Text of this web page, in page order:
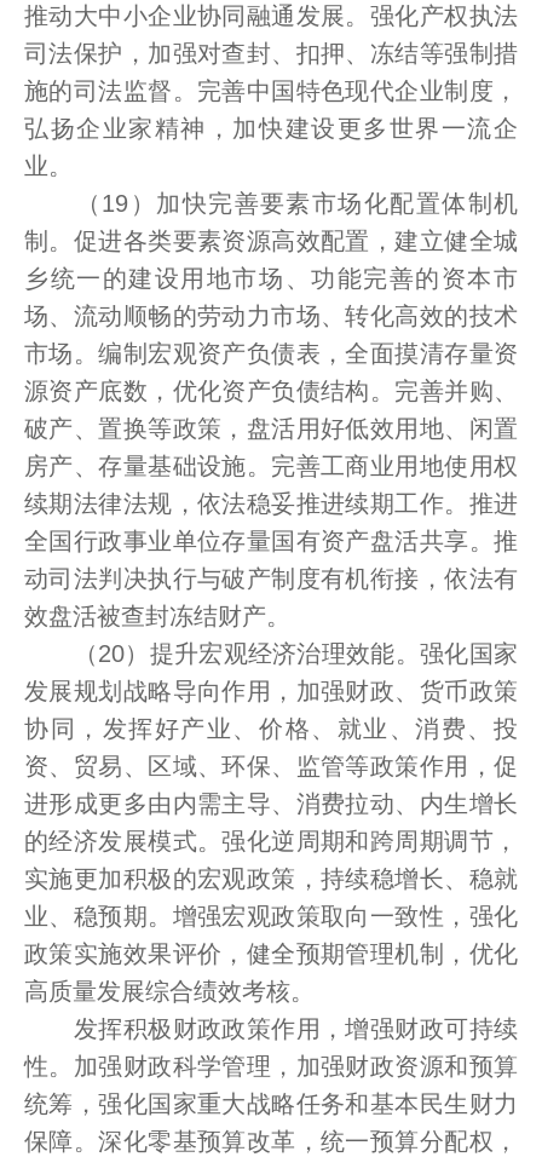
推动大中小企业协同融通发展。强化产权执法
司法保护，加强对查封、扣押、冻结等强制措
施的司法监督。完善中国特色现代企业制度，
弘扬企业家精神，加快建设更多世界一流企
业。
（19）加快完善要素市场化配置体制机
制。促进各类要素资源高效配置，建立健全城
乡统一的建设用地市场、功能完善的资本市
场、流动顺畅的劳动力市场、转化高效的技术
市场。编制宏观资产负债表，全面摸清存量资
源资产底数，优化资产负债结构。完善并购、
破产、置换等政策，盘活用好低效用地、闲置
房产、存量基础设施。完善工商业用地使用权
续期法律法规，依法稳妥推进续期工作。推进
全国行政事业单位存量国有资产盘活共享。推
动司法判决执行与破产制度有机衔接，依法有
效盘活被查封冻结财产。
（20）提升宏观经济治理效能。强化国家
发展规划战略导向作用，加强财政、货币政策
协同，发挥好产业、价格、就业、消费、投
资、贸易、区域、环保、监管等政策作用，促
进形成更多由内需主导、消费拉动、内生增长
的经济发展模式。强化逆周期和跨周期调节，
实施更加积极的宏观政策，持续稳增长、稳就
业、稳预期。增强宏观政策取向一致性，强化
政策实施效果评价，健全预期管理机制，优化
高质量发展综合绩效考核。
发挥积极财政政策作用，增强财政可持续
性。加强财政科学管理，加强财政资源和预算
统筹，强化国家重大战略任务和基本民生财力
保障。深化零基预算改革，统一预算分配权，